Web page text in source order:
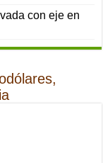
con eje en